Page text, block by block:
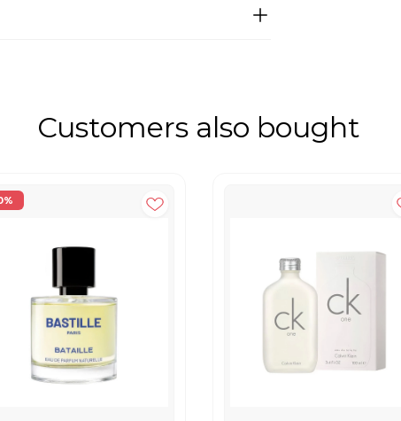
Customers also bought